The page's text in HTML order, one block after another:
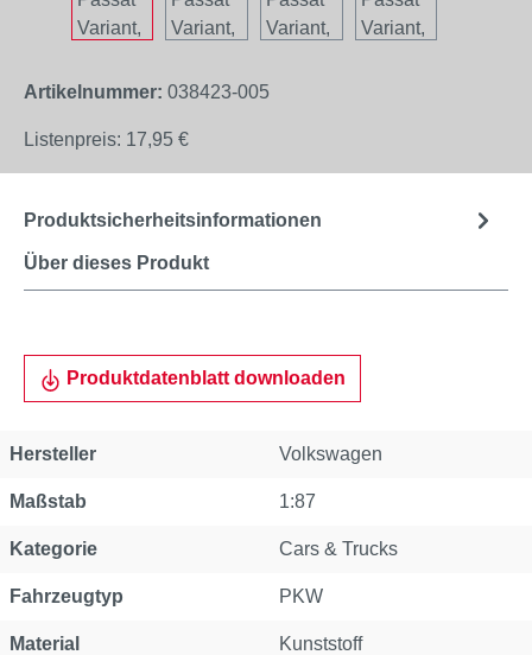
Artikelnummer: 038423-005
Listenpreis: 17,95 €
Über dieses Produkt
Produktsicherheitsinformationen
Produktdatenblatt downloaden
Hersteller Volkswagen
Maßstab 1:87
Kategorie Cars & Trucks
Fahrzeugtyp PKW
Material Kunststoff